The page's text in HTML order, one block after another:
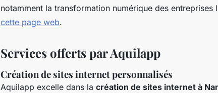
notamment la transformation numérique des
cette page web.
Services offerts par Aquilapp
Création de sites internet personnalisés
Aquilapp excelle dans la création de sites internet à